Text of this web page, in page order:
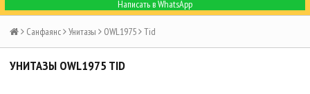
Написать в WhatsApp
Санфаянс Унитазы OWL1975 Tid
УНИТАЗЫ OWL1975 TID